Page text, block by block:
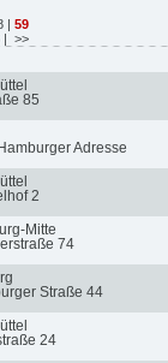
| 59
| >>
85
Adresse
2
Mitte
74
Straße 44
24